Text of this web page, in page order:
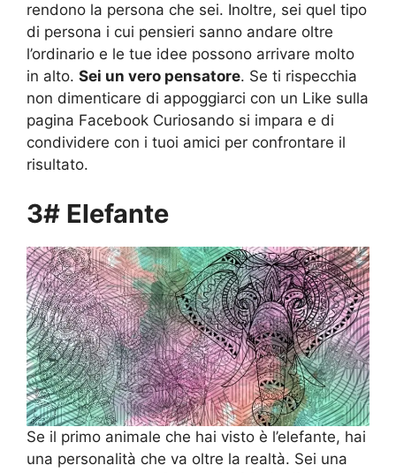
rendono la persona che sei. Inoltre, sei quel tipo
di persona i cui pensieri sanno andare oltre
l’ordinario e le tue idee possono arrivare molto
in alto. Sei un vero pensatore. Se ti rispecchia
non dimenticare di appoggiarci con un Like sulla
pagina Facebook Curiosando si impara e di
condividere con i tuoi amici per confrontare il
risultato.
3# Elefante
Se il primo animale che hai visto è l’elefante, hai
una personalità che va oltre la realtà. Sei una